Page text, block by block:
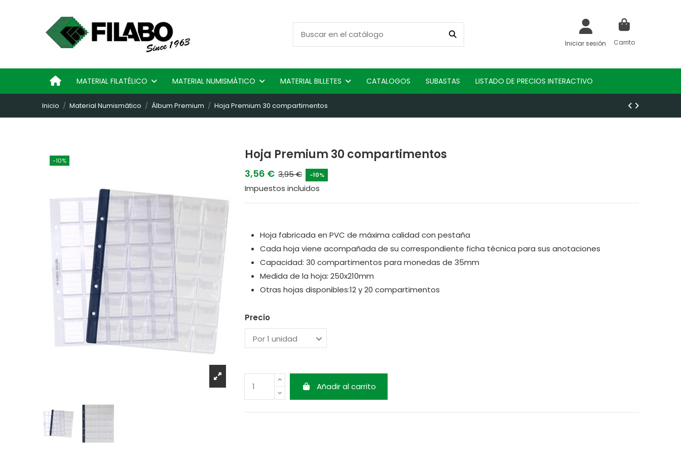
Iniciar sesión Carrito
MATERIAL FILATÉLICO MATERIAL NUMISMÁTICO MATERIAL BILLETES CATALOGOS SUBASTAS LISTADO DE PRECIOS INTERACTIVO
Inicio Material Numismático Álbum Premium Hoja Premium 30 compartimentos
-10% Hoja Premium 30 compartimentos
3,56 € 3,95 € -10%
Impuestos incluidos
Hoja fabricada en PVC de máxima calidad con pestaña
Cada hoja viene acompañada de su correspondiente ficha técnica para sus anotaciones
Capacidad: 30 compartimentos para monedas de 35mm
Medida de la hoja: 250x210mm
Otras hojas disponibles:12 y 20 compartimentos
Precio
Añadir al carrito